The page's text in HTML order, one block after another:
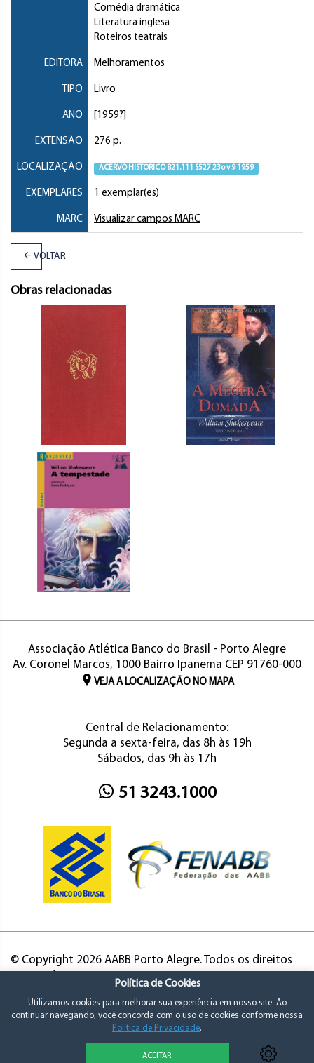
Comédia dramática
Literatura inglesa
Roteiros teatrais
EDITORA Melhoramentos
TIPO Livro
ANO [1959?]
EXTENSÃO 276 p.
LOCALIZAÇÃO ACERVO HISTÓRICO 821.111 S527.23o v.9 1959
EXEMPLARES 1 exemplar(es)
MARC Visualizar campos MARC
VOLTAR
Obras relacionadas
Associação Atlética Banco do Brasil - Porto Alegre
Av. Coronel Marcos, 1000 Bairro Ipanema CEP 91760-000
VEJA A LOCALIZAÇÃO NO MAPA
Central de Relacionamento:
Segunda a sexta-feira, das 8h às 19h
Sábados, das 9h às 17h
51 3243.1000
© Copyright 2026 AABB Porto Alegre. Todos os direitos
Política de Cookies
Utilizamos cookies para melhorar sua experiência em nosso site. Ao
continuar navegando, você concorda com o uso de cookies conforme nossa
Política de Privacidade.
ACEITAR